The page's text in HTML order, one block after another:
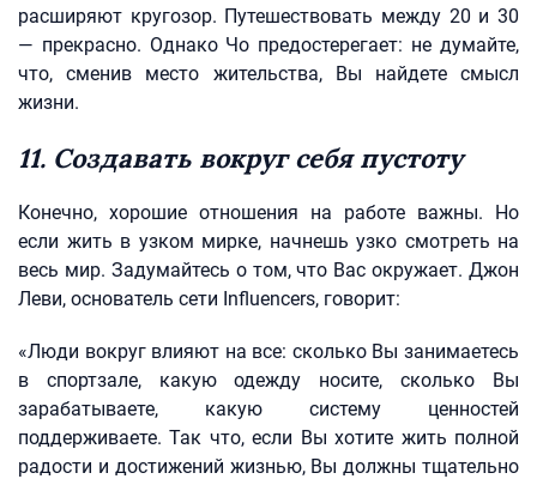
расширяют кругозор. Путешествовать между 20 и 30
— прекрасно. Однако Чо предостерегает: не думайте,
что, сменив место жительства, Вы найдете смысл
жизни.
11. Создавать вокруг себя пустоту
Конечно, хорошие отношения на работе важны. Но
если жить в узком мирке, начнешь узко смотреть на
весь мир. Задумайтесь о том, что Вас окружает. Джон
Леви, основатель сети Influencers, говорит:
«Люди вокруг влияют на все: сколько Вы занимаетесь
в спортзале, какую одежду носите, сколько Вы
зарабатываете, какую систему ценностей
поддерживаете. Так что, если Вы хотите жить полной
радости и достижений жизнью, Вы должны тщательно